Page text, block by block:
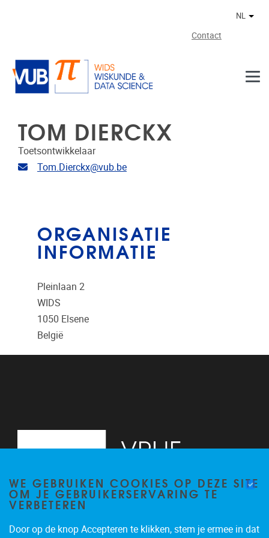
Contact
NL
TOM DIERCKX
Toetsontwikkelaar
E-mailadres
Tom.Dierckx@vub.be
ORGANISATIE
INFORMATIE
Pleinlaan 2
WIDS
1050 Elsene
België
WE GEBRUIKEN COOKIES OP DEZE SITE
OM JE GEBRUIKERSERVARING TE
VERBETEREN
Door op de knop Accepteren te klikken, stem je ermee in dat